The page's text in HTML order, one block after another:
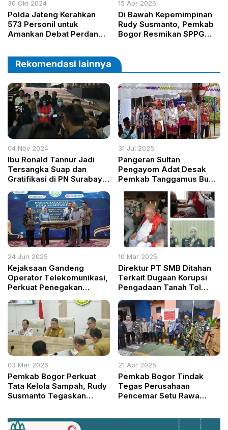
30 Okt 2024
Polda Jateng Kerahkan
573 Personil untuk
Amankan Debat Perdana
15 Apr 2026
Di Bawah Kepemimpinan
Rudy Susmanto, Pemkab
Bogor Resmikan SPPG
Rekomendasi lainnya
04 Nov 2024
Ibu Ronald Tannur Jadi
Tersangka Suap dan
Gratifikasi di PN Surabaya,
Rp3,5 Miliar ke Oknum
Hakim
31 Jul 2025
Pangeran Sultan
Pengayom Adat Desak
Pemkab Tanggamus Buka
Perusakan Hutan Usai
Banjir Bandang Cukuh
Balak
24 Jun 2025
Kejaksaan Gandeng
Operator Telekomunikasi,
Perkuat Penegakan
10 Mar 2025
Direktur PT SMB Ditahan
Terkait Dugaan Korupsi
Pengadaan Tanah Tol
03 Mar 2026
Pemkab Bogor Perkuat
Tata Kelola Sampah, Rudy
Susmanto Tegaskan
Ombudsman
21 Apr 2025
Pemkab Bogor Tindak
Tegas Perusahaan
Pencemar Setu Rawa
Pembuangan Ilegal